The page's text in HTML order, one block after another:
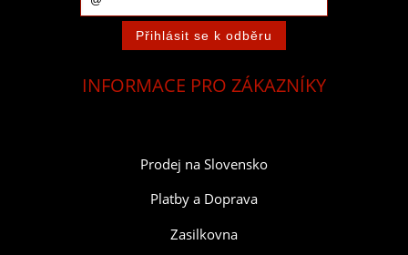
INFORMACE PRO ZÁKAZNÍKY
Prodej na Slovensko
Platby a Doprava
Zasilkovna